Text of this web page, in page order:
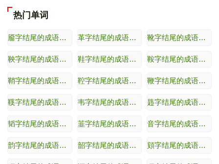
热门单词
靥字结尾的成语接龙（随机逆接） 革字结尾的成语接龙（随机逆接） 靴字结尾的成语接龙（随机逆接）
鞅字结尾的成语接龙（随机逆接） 鞋字结尾的成语接龙（随机逆接） 鞍字结尾的成语接龙（随机逆接）
鞘字结尾的成语接龙（随机逆接） 鞚字结尾的成语接龙（随机逆接） 鞭字结尾的成语接龙（随机逆接）
鞵字结尾的成语接龙（随机逆接） 韦字结尾的成语接龙（随机逆接） 韪字结尾的成语接龙（随机逆接）
韬字结尾的成语接龙（随机逆接） 韮字结尾的成语接龙（随机逆接） 音字结尾的成语接龙（随机逆接）
韵字结尾的成语接龙（随机逆接） 韶字结尾的成语接龙（随机逆接） 頞字结尾的成语接龙（随机逆接）